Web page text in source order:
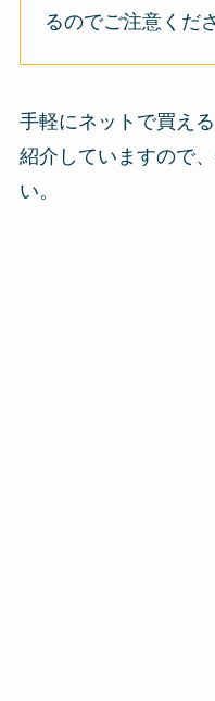
るのでご注意くだ
手軽にネットで買え
紹介していますので
い。